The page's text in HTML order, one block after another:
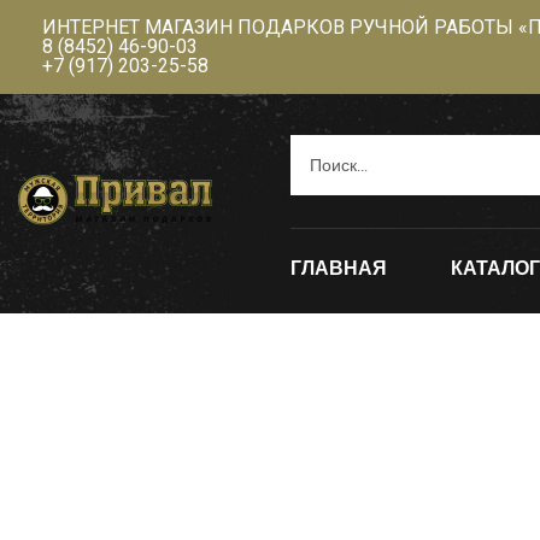
ИНТЕРНЕТ МАГАЗИН ПОДАРКОВ РУЧНОЙ РАБОТЫ
8 (8452) 46-90-03
+7 (917) 203-25-58
ГЛАВНАЯ КАТАЛОГ